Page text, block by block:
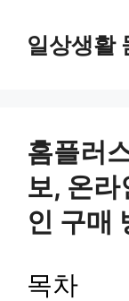
일상생활
홈플러
보, 온
인 구매
목차